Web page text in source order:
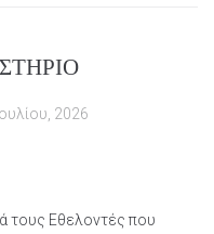
2026
τους Εθελοντές που